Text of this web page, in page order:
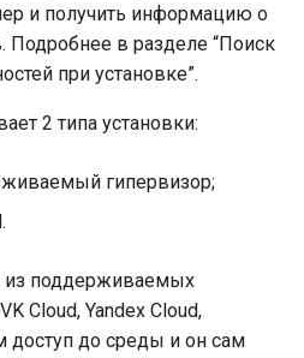
и получить информацию о
Подробнее в разделе “Поиск
при установке”.
2 типа установки:
гипервизор;
из поддерживаемых
Cloud, Yandex Cloud,
доступ до среды и он сам